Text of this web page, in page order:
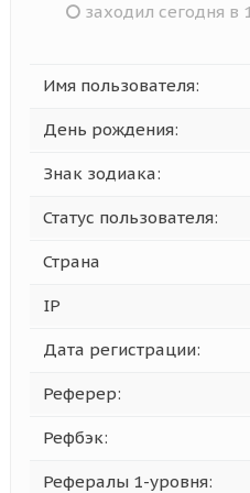
заходил сегодня в
Имя пользователя:
День рождения:
Знак зодиака:
Статус пользователя:
Страна
IP
Дата регистрации:
Реферер:
Рефбэк:
Рефералы 1-уровня: